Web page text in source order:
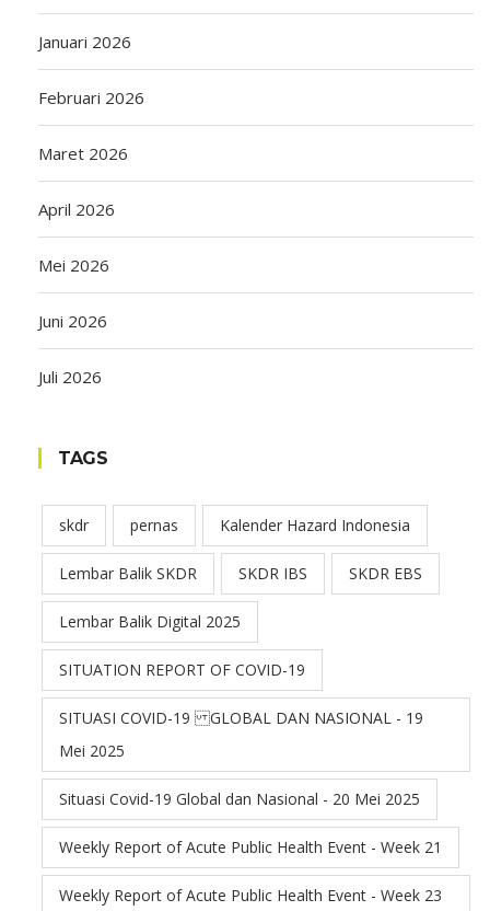
Januari 2026
Februari 2026
Maret 2026
April 2026
Mei 2026
Juni 2026
Juli 2026
TAGS
skdr pernas Kalender Hazard Indonesia
Lembar Balik SKDR SKDR IBS SKDR EBS
Lembar Balik Digital 2025
SITUATION REPORT OF COVID-19
SITUASI COVID-19 GLOBAL DAN NASIONAL - 19
Mei 2025
Situasi Covid-19 Global dan Nasional - 20 Mei 2025
Weekly Report of Acute Public Health Event - Week 21
Weekly Report of Acute Public Health Event - Week 23